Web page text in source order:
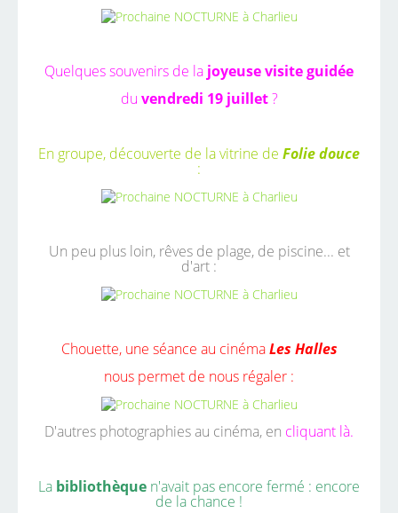
Quelques souvenirs de la joyeuse visite guidée
du vendredi 19 juillet?
En groupe, découverte de la vitrine de Folie douce
:
Un peu plus loin, rêves de plage, de piscine... et
d'art :
Chouette, une séance au cinémaLes Halles
nous permet de nous régaler :
D'autres photographies au cinéma, en cliquant là.
La bibliothèque n'avait pas encore fermé : encore
de la chance !